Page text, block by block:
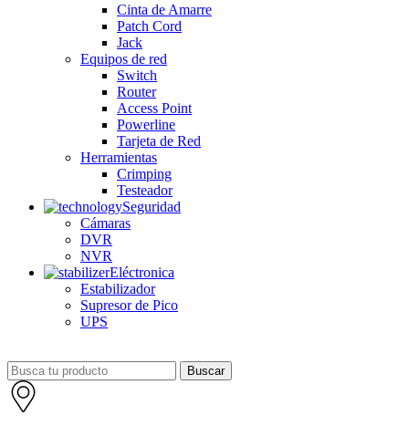
Cinta de Amarre
Patch Cord
Jack
Equipos de red
Switch
Router
Access Point
Powerline
Tarjeta de Red
Herramientas
Crimping
Testeador
Seguridad
Cámaras
DVR
NVR
Eléctronica
Estabilizador
Supresor de Pico
UPS
Buscar